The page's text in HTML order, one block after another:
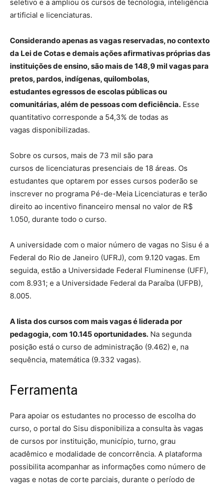
seletivo e a ampliou os cursos de tecnologia, inteligência
artificial e licenciaturas.
Considerando apenas as vagas reservadas, no contexto
da Lei de Cotas e demais ações afirmativas próprias das
instituições de ensino, são mais de 148,9 mil vagas para
pretos, pardos, indígenas, quilombolas,
estudantes egressos de escolas públicas ou
comunitárias, além de pessoas com deficiência. Esse
quantitativo corresponde a 54,3% de todas as
vagas disponibilizadas.
Sobre os cursos, mais de 73 mil são para
cursos de licenciaturas presenciais de 18 áreas. Os
estudantes que optarem por esses cursos poderão se
inscrever no programa Pé-de-Meia Licenciaturas e terão
direito ao incentivo financeiro mensal no valor de R$
1.050, durante todo o curso.
A universidade com o maior número de vagas no Sisu é a
Federal do Rio de Janeiro (UFRJ), com 9.120 vagas. Em
seguida, estão a Universidade Federal Fluminense (UFF),
com 8.931; e a Universidade Federal da Paraíba (UFPB),
8.005.
A lista dos cursos com mais vagas é liderada por
pedagogia, com 10.145 oportunidades. Na segunda
posição está o curso de administração (9.462) e, na
sequência, matemática (9.332 vagas).
Ferramenta
Para apoiar os estudantes no processo de escolha do
curso, o portal do Sisu disponibiliza a consulta às vagas
de cursos por instituição, município, turno, grau
acadêmico e modalidade de concorrência. A plataforma
possibilita acompanhar as informações como número de
vagas e notas de corte parciais, durante o período de